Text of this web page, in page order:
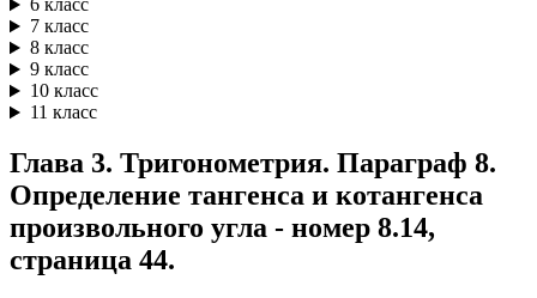
6 класс
7 класс
8 класс
9 класс
10 класс
11 класс
Глава 3. Тригонометрия. Параграф 8.
Определение тангенса и котангенса
произвольного угла - номер 8.14,
страница 44.